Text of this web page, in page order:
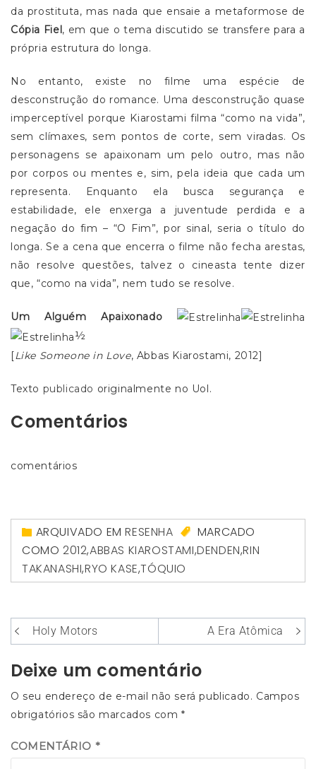
da prostituta, mas nada que ensaie a metaformose de
Cópia Fiel, em que o tema discutido se transfere para a
própria estrutura do longa.
No entanto, existe no filme uma espécie de
desconstrução do romance. Uma desconstrução quase
imperceptível porque Kiarostami filma “como na vida”,
sem clímaxes, sem pontos de corte, sem viradas. Os
personagens se apaixonam um pelo outro, mas não
por corpos ou mentes e, sim, pela ideia que cada um
representa. Enquanto ela busca segurança e
estabilidade, ele enxerga a juventude perdida e a
negação do fim – “O Fim”, por sinal, seria o título do
longa. Se a cena que encerra o filme não fecha arestas,
não resolve questões, talvez o cineasta tente dizer
que, “como na vida”, nem tudo se resolve.
Um Alguém Apaixonado
½
[Like Someone in Love, Abbas Kiarostami, 2012]
Texto publicado originalmente no Uol.
Comentários
comentários
ARQUIVADO EMRESENHA
MARCADO
COMO 2012,ABBAS KIAROSTAMI,DENDEN,RIN
TAKANASHI,RYO KASE,TÓQUIO
Navegação
de
Post
Holy Motors A Era Atômica
Deixe um comentário
O seu endereço de e-mail não será publicado. Campos
obrigatórios são marcados com*
COMENTÁRIO *